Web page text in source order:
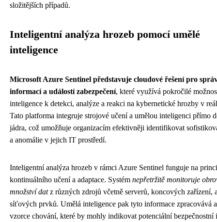
složitějších případů.
Inteligentní analýza hrozeb pomocí umělé
inteligence
Microsoft Azure Sentinel představuje cloudové řešení pro
informací a událostí zabezpečení, které využívá pokročilé
inteligence k detekci, analýze a reakci na kybernetické hrozby v
Tato platforma integruje strojové učení a umělou inteligenci přímo
jádra, což umožňuje organizacím efektivněji identifikovat
a anomálie v jejich IT prostředí.
Inteligentní analýza hrozeb v rámci Azure Sentinel funguje na
kontinuálního učení a adaptace. Systém nepřetržitě monitoruje
množství datz různých zdrojů včetně serverů, koncových zařízení,
síťových prvků. Umělá inteligence pak tyto informace zpracovává
vzorce chování, které by mohly indikovat potenciální bezpečnostní